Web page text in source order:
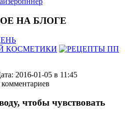
НА БЛОГЕ
2016-01-05 в 11:45
комментариев
чтобы чувствовать